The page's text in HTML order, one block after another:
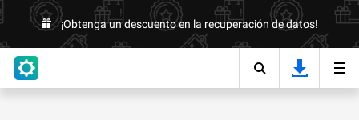
¡Obtenga un descuento en la recuperación de datos!